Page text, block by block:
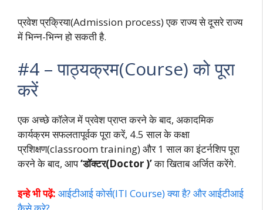
प्रवेश प्रक्रिया(Admission process) एक राज्य से दूसरे राज्य
में भिन्न-भिन्न हो सकती है.
#4 – पाठ्यक्रम(Course) को पूरा
करें
एक अच्छे कॉलेज में प्रवेश प्राप्त करने के बाद, अकादमिक
कार्यक्रम सफलतापूर्वक पूरा करें, 4.5 साल के कक्षा
प्रशिक्षण(classroom training) और 1 साल का इंटर्नशिप पूरा
करने के बाद, आप‘डॉक्टर(Doctor )’का खिताब अर्जित करेंगे.
इन्हे भी पढ़ें: आईटीआई कोर्स(ITI Course) क्या है? और आईटीआई